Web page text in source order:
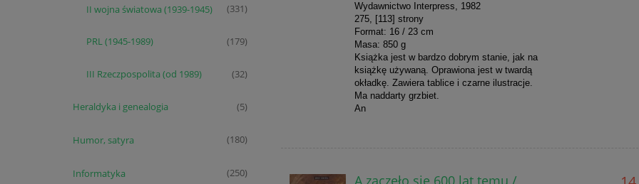
II wojna światowa (1939-1945) (331)
PRL (1945-1989) (179)
III Rzeczpospolita (od 1989) (32)
Heraldyka i genealogia (5)
Humor, satyra (180)
Informatyka (250)
Wydawnictwo Interpress, 1982
275, [113] strony
Format: 16 / 23 cm
Masa: 850 g
Książka jest w bardzo dobrym stanie, jak na
książkę używaną. Oprawiona jest w twardą
okładkę. Zawiera tablice i czarne ilustracje.
Ma naddarty grzbiet.
An
A zaczęło się 600 lat temu /